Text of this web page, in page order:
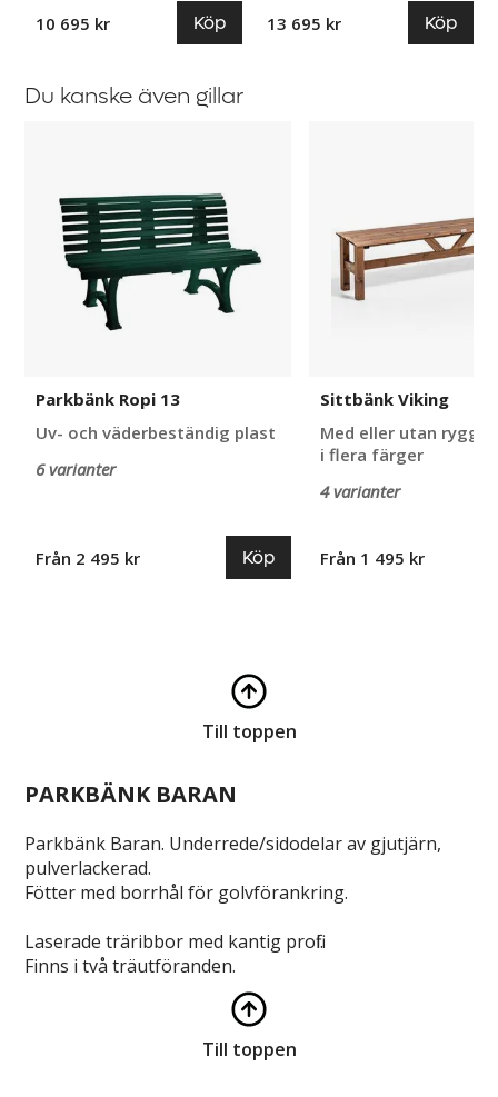
10 695 kr Köp 13 695 kr Köp
Du kanske även gillar
Parkbänk Ropi 13
Uv- och väderbeständig plast
6 varianter
Från 2 495 kr Köp
Sittbänk Viking
Med eller utan
i flera färger
4 varianter
Från 1 495 kr
Till toppen
PARKBÄNK BARAN
Parkbänk Baran. Underrede/sidodelar av gjutjärn,
pulverlackerad.
Fötter med borrhål för golvförankring.
Laserade träribbor med kantig profil.
Finns i två träutföranden.
Till toppen